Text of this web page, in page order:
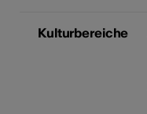
Kulturbereiche